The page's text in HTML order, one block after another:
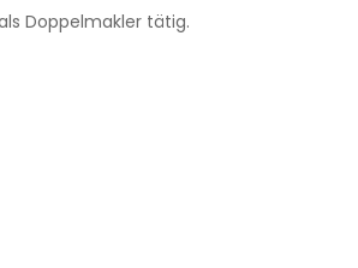
Doppelmakler tätig.